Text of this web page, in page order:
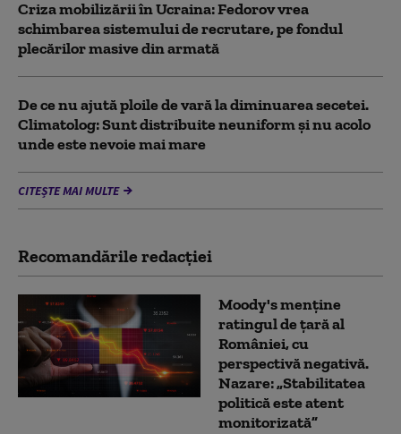
Criza mobilizării în Ucraina: Fedorov vrea
schimbarea sistemului de recrutare, pe fondul
plecărilor masive din armată
De ce nu ajută ploile de vară la diminuarea secetei.
Climatolog: Sunt distribuite neuniform și nu acolo
unde este nevoie mai mare
CITEȘTE MAI MULTE
Recomandările redacţiei
Moody's menține
ratingul de țară al
României, cu
perspectivă negativă.
Nazare: „Stabilitatea
politică este atent
monitorizată”